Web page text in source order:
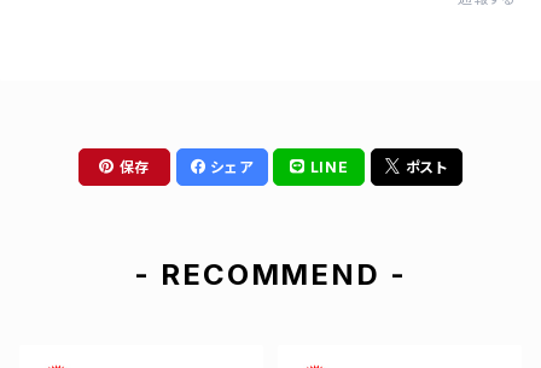
保存 シェア LINE ポスト
- RECOMMEND -